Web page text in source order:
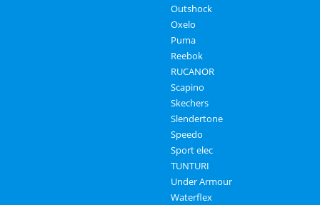
Outshock
Oxelo
Puma
Reebok
RUCANOR
Scapino
Skechers
Slendertone
Speedo
Sport elec
TUNTURI
Under Armour
Waterflex